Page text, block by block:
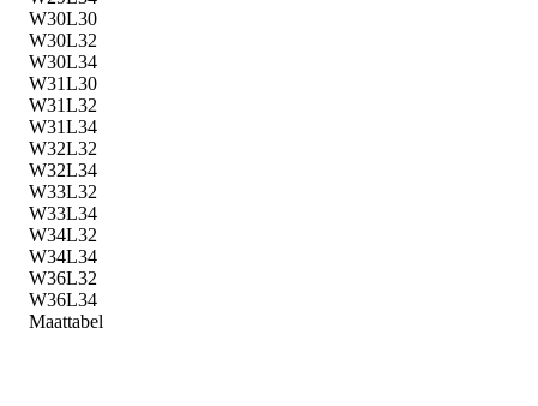
W30L30
W30L32
W30L34
W31L30
W31L32
W31L34
W32L32
W32L34
W33L32
W33L34
W34L32
W34L34
W36L32
W36L34
Maattabel